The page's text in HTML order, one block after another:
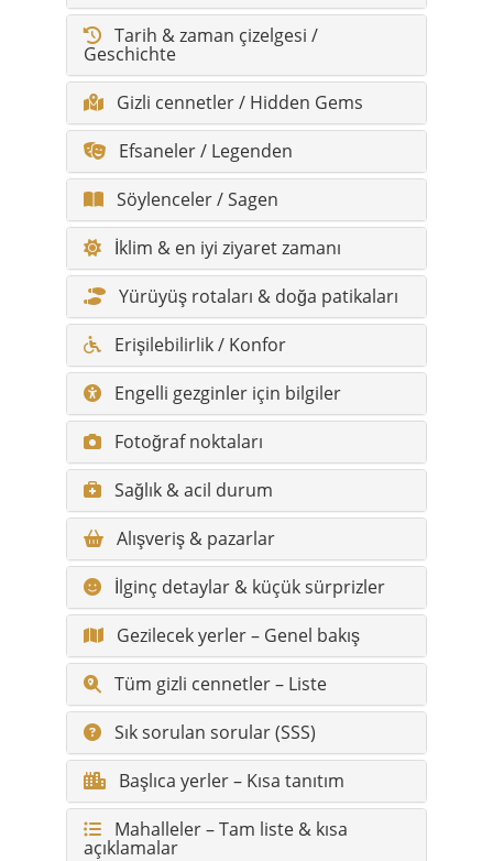
Tarih & zaman çizelgesi /
Geschichte
Gizli cennetler / Hidden Gems
Efsaneler / Legenden
Söylenceler / Sagen
İklim & en iyi ziyaret zamanı
Yürüyüş rotaları & doğa patikaları
Erişilebilirlik / Konfor
Engelli gezginler için bilgiler
Fotoğraf noktaları
Sağlık & acil durum
Alışveriş & pazarlar
İlginç detaylar & küçük sürprizler
Gezilecek yerler – Genel bakış
Tüm gizli cennetler – Liste
Sık sorulan sorular (SSS)
Başlıca yerler – Kısa tanıtım
Mahalleler – Tam liste & kısa
açıklamalar